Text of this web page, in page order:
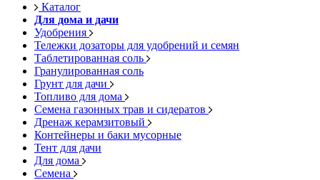
Каталог
Для дома и дачи
Удобрения
Тележки дозаторы для удобрений и семян
Таблетированная соль
Гранулированная соль
Грунт для дачи
Топливо для дома
Семена газонных трав и сидератов
Дренаж керамзитовый
Контейнеры и баки мусорные
Тент для дачи
Для дома
Семена